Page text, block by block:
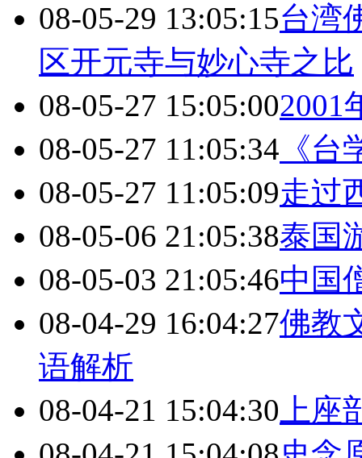
08-05-29 13:05:15台湾
区开元寺与妙心寺之比
08-05-27 15:05:002001
08-05-27 11:05:34 《
08-05-27 11:05:09走过
08-05-06 21:05:38泰国
08-05-03 21:05:46中国
08-04-29 16:04:27佛教
语解析
08-04-21 15:04:30 上